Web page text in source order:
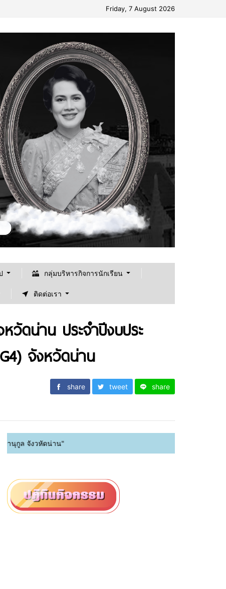
Friday, 7 August 2026
กลุ่มบริหารกิจการนักเรียน
ติดต่อเรา
วัดน่าน ประจำปีงบประ
จังหวัดน่าน
share tweet share
าน"